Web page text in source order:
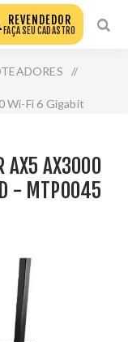
REVENDEDOR
FAÇA SEU CADASTRO
/
Wi-Fi 6 Gigabit
AX5 AX3000
- MTP0045